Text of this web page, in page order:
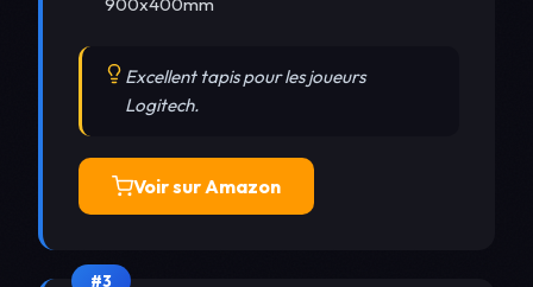
Excellent tapis pour les joueurs
Logitech.
Voir sur Amazon
#3